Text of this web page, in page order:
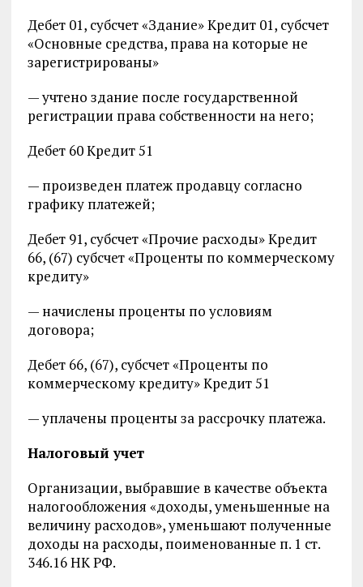
Дебет 01, субсчет «Здание» Кредит 01, субсчет
«Основные средства, права на которые не
зарегистрированы»
— учтено здание после государственной
регистрации права собственности на него;
Дебет 60 Кредит 51
— произведен платеж продавцу согласно
графику платежей;
Дебет 91, субсчет «Прочие расходы» Кредит
66, (67) субсчет «Проценты по коммерческому
кредиту»
— начислены проценты по условиям
договора;
Дебет 66, (67), субсчет «Проценты по
коммерческому кредиту» Кредит 51
— уплачены проценты за рассрочку платежа.
Налоговый учет
Организации, выбравшие в качестве объекта
налогообложения «доходы, уменьшенные на
величину расходов», уменьшают полученные
доходы на расходы, поименованные п. 1 ст.
346.16 НК РФ.